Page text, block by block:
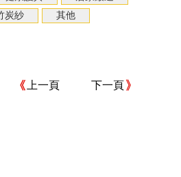
上一頁 下一頁